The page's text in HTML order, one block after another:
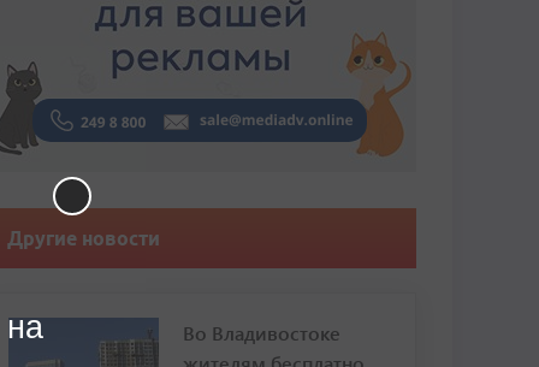
Другие новости
Во Владивостоке